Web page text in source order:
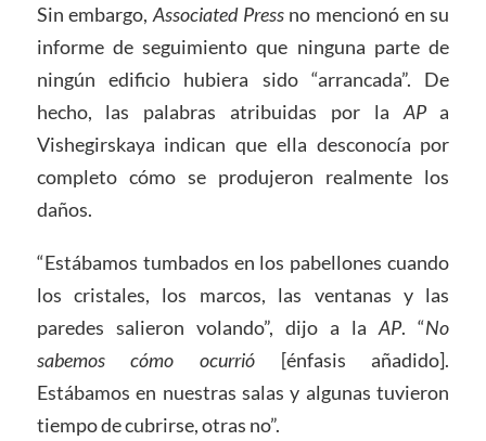
Sin embargo, Associated Pressno mencionó en su
informe de seguimiento que ninguna parte de
ningún edificio hubiera sido “arrancada”. De
hecho, las palabras atribuidas por la APa
Vishegirskaya indican que ella desconocía por
completo cómo se produjeron realmente los
daños.
“Estábamos tumbados en los pabellones cuando
los cristales, los marcos, las ventanas y las
paredes salieron volando”, dijo a laAP. “No
sabemos cómo ocurrió [énfasis añadido].
Estábamos en nuestras salas y algunas tuvieron
tiempo de cubrirse, otras no”.